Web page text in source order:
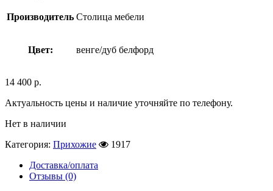
Производитель Столица мебели
Цвет: венге/дуб белфорд
14 400 р.
Актуальность цены и наличие уточняйте по телефону.
Нет в наличии
Категория: Прихожие
1917
Доставка/оплата
Отзывы (0)